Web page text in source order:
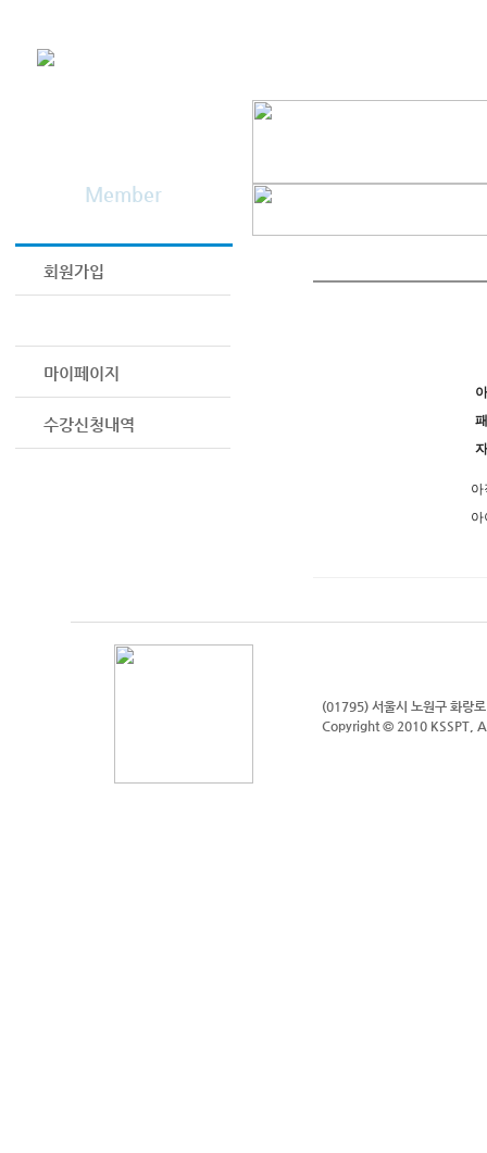
Member
회원가입
마이페이지
수강신청내역
(01795) 서울시 노원구 화랑
Copyright © 2010 KSSPT,